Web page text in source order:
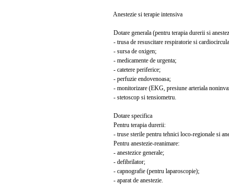
Anestezie si terapie intensiva
Dotare generala (pentru terapia durerii si
- trusa de resuscitare respiratorie si
- sursa de oxigen;
- medicamente de urgenta;
- catetere periferice;
- perfuzie endovenoasa;
- monitorizare (EKG, presiune arteriala
- stetoscop si tensiometru.
Dotare specifica
Pentru terapia durerii:
- truse sterile pentru tehnici loco-regionale si
Pentru anestezie-reanimare:
- anestezice generale;
- defibrilator;
- capnografie (pentru laparoscopie);
- aparat de anestezie.